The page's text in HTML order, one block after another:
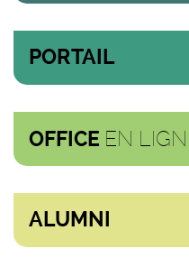
PORTAIL
OFFICE EN
ALUMNI